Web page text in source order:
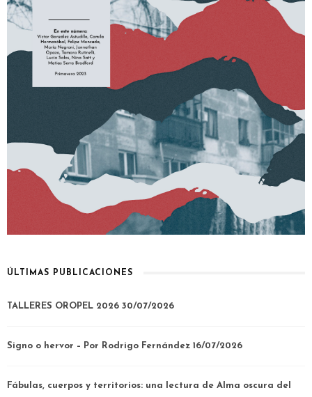
ÚLTIMAS PUBLICACIONES
TALLERES OROPEL 2026 30/07/2026
Signo o hervor – Por Rodrigo Fernández 16/07/2026
Fábulas, cuerpos y territorios: una lectura de Alma oscura del